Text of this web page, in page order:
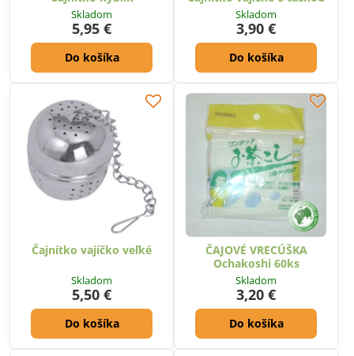
Skladom
5,95 €
Do košíka
Skladom
3,90 €
Do košíka
Čajnítko vajíčko veľké
Skladom
5,50 €
Do košíka
ČAJOVÉ VRECÚŠKA
Ochakoshi 60ks
Skladom
3,20 €
Do košíka